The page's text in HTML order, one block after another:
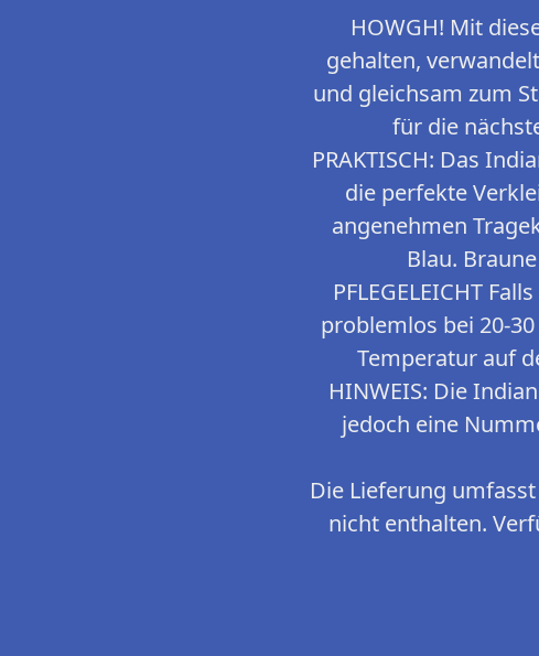
HOWGH! Mit
gehalten,
und gleichsam zum
für die
PRAKTISCH: Das
die perfekte
angenehmen
Blau.
PFLEGELEICHT
problemlos bei 20-
Temperatur auf
HINWEIS: Die
jedoch eine
Die Lieferung
nicht enthalten.